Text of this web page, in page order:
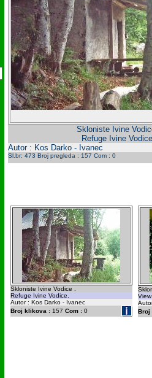
Skloniste Ivine
Refuge Ivine
Autor : Kos Darko - Ivanec
Sl.br: 473 Broj pregleda : 157 Com : 0
Skloniste Ivine Vodice .
Refuge Ivine Vodice.
Autor : Kos Darko - Ivanec
Broj klikova :157 Com :0
Broj